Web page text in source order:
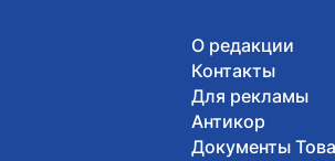
О редакции
Контакты
Для рекламы
Антикор
Документы